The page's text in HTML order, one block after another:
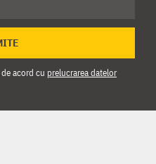
acord cu prelucrarea datelor